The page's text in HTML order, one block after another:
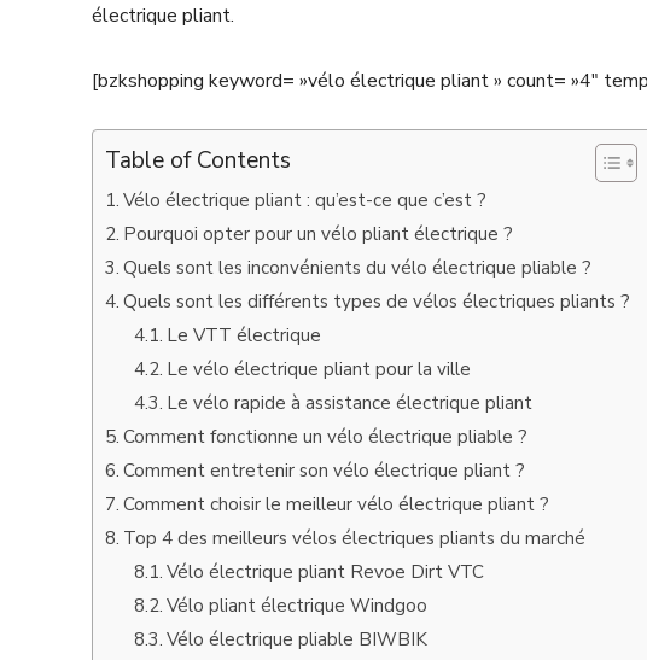
électrique pliant.
[bzkshopping keyword= »vélo électrique pliant » count= »4″
Table of Contents
Vélo électrique pliant : qu’est-ce que c’est ?
Pourquoi opter pour un vélo pliant électrique ?
Quels sont les inconvénients du vélo électrique pliable ?
Quels sont les différents types de vélos électriques pliants ?
Le VTT électrique
Le vélo électrique pliant pour la ville
Le vélo rapide à assistance électrique pliant
Comment fonctionne un vélo électrique pliable ?
Comment entretenir son vélo électrique pliant ?
Comment choisir le meilleur vélo électrique pliant ?
Top 4 des meilleurs vélos électriques pliants du marché
Vélo électrique pliant Revoe Dirt VTC
Vélo pliant électrique Windgoo
Vélo électrique pliable BIWBIK